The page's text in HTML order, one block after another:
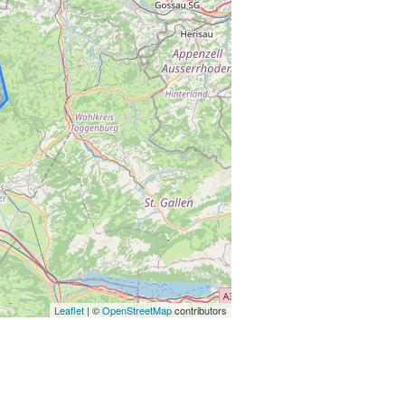
Leaflet | ©OpenStreetMapcontributors